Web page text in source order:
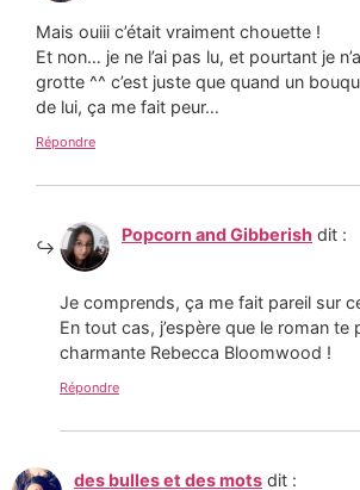
Mais ouiii c’était vraiment chouette !
Et non… je ne l’ai pas lu, et pourtant je
grotte ^^ c’est juste que quand un
de lui, ça me fait peur…
Répondre
Popcorn and Gibberish dit :
Je comprends, ça me fait pareil sur
En tout cas, j’espère que le roman te
charmante Rebecca Bloomwood !
Répondre
des bulles et des mots dit :